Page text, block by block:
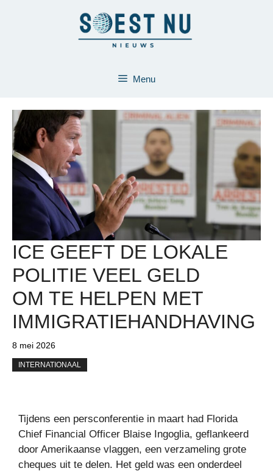
Menu
ICE GEEFT DE LOKALE
POLITIE VEEL GELD
OM TE HELPEN MET
IMMIGRATIEHANDHAVING
8 mei 2026
INTERNATIONAAL
Tijdens een persconferentie in maart had Florida
Chief Financial Officer Blaise Ingoglia, geflankeerd
door Amerikaanse vlaggen, een verzameling grote
cheques uit te delen. Het geld was een onderdeel